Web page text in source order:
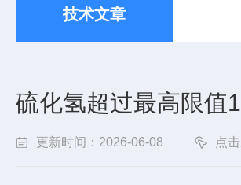
技术文章
硫化氢超过最高限值
更新时间：2026-06-08 点